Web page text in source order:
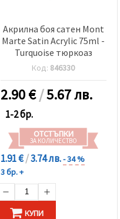
Акрилна боя сатен Mont
Marte Satin Acrylic 75ml -
Turquoise тюркоаз
Код: 846330
2.90€/5.67 лв.
1-2 бр.
ОТСТЪПКИ
ЗА КОЛИЧЕСТВО
1.91 €/3.74 лв.- 34 %
3 бр. +
КУПИ